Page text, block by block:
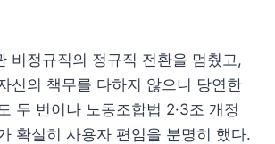
비정규직의 정규직 전환을 멈췄고,
신의 책무를 다하지 않으니 당연한
두 번이나 노동조합법 2·3조 개정
확실히 사용자 편임을 분명히 했다.